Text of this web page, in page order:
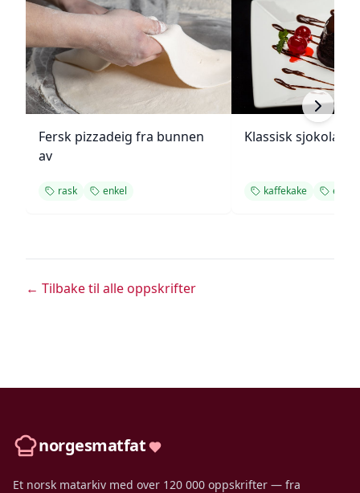
Fersk pizzadeig fra bunnen
av
rask enkel
Klassisk
kaffekake enkel
← Tilbake til alle oppskrifter
norgesmatfat
Et norsk matarkiv med over 120 000 oppskrifter — fra